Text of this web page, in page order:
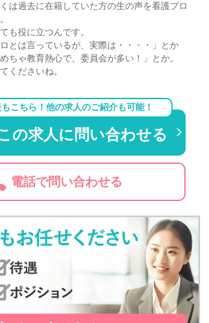
は過去に在籍していた方の生の声を看護プロ
も役に立つんです。
とは言っているが、実際は・・・・」とか
ちゃ教育熱心で、委員会が多い！」とか。
くださいね。
こちら！他の求人のご紹介も可能！
の求人に問い合わせる
電話で問い合わせる